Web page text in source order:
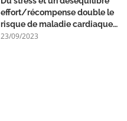
effort/récompense double le
risque de maladie cardiaque…
23/09/2023